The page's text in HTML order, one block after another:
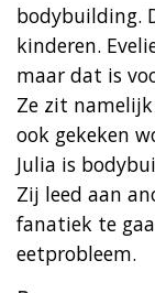
bodybuilding.
kinderen.
maar dat is
Ze zit
ook gekeken
Julia is
Zij leed aan
fanatiek te
eetprobleem.